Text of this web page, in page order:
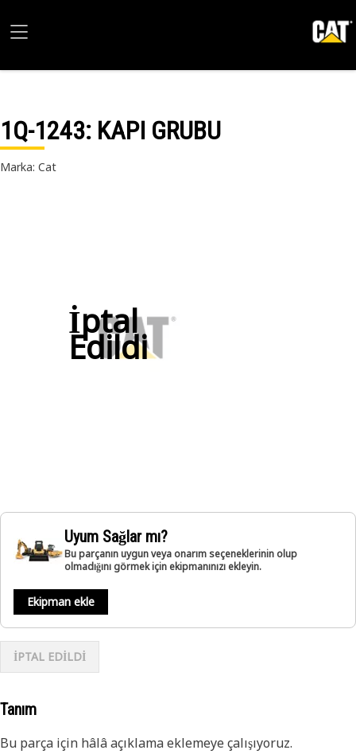
1Q-1243: KAPI GRUBU
Marka: Cat
İptal
Edildi
Uyum Sağlar mı?
Bu parçanın uygun veya onarım seçeneklerinin olup
olmadığını görmek için ekipmanınızı ekleyin.
Ekipman ekle
İPTAL EDİLDİ
Tanım
Bu parça için hâlâ açıklama eklemeye çalışıyoruz.